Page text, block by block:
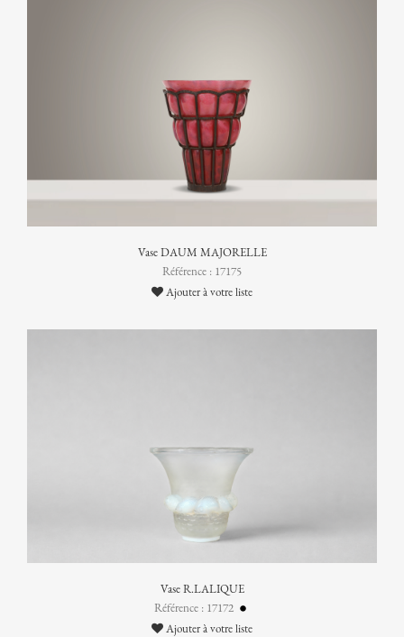
Vase DAUM MAJORELLE
Référence : 17175
Ajouter à votre liste
Vase R.LALIQUE
Référence : 17172
Ajouter à votre liste